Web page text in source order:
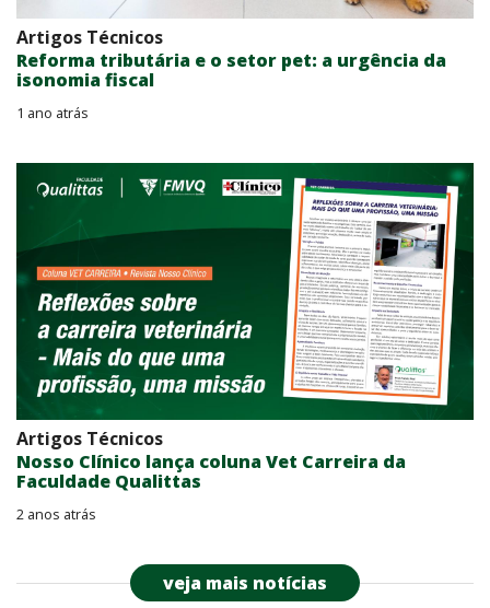
Artigos Técnicos
Reforma tributária e o setor pet: a urgência da
isonomia fiscal
1 ano atrás
Artigos Técnicos
Nosso Clínico lança coluna Vet Carreira da
Faculdade Qualittas
2 anos atrás
veja mais notícias